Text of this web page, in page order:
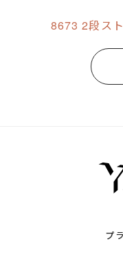
8673 2段ス
プ